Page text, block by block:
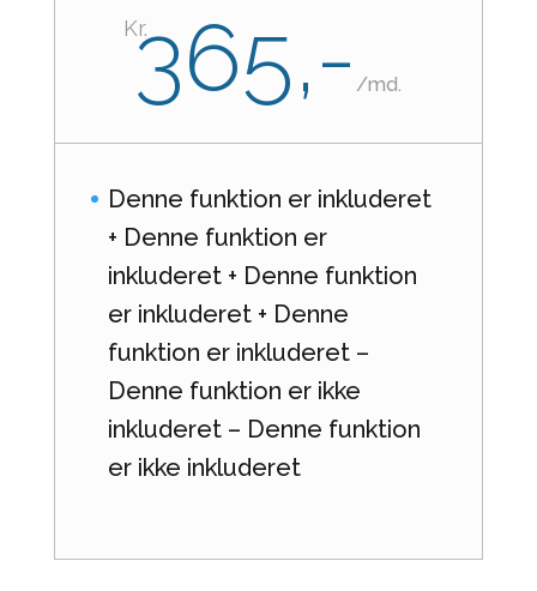
Kr.365,-/md.
Denne funktion er inkluderet
+ Denne funktion er
inkluderet + Denne funktion
er inkluderet + Denne
funktion er inkluderet –
Denne funktion er ikke
inkluderet – Denne funktion
er ikke inkluderet